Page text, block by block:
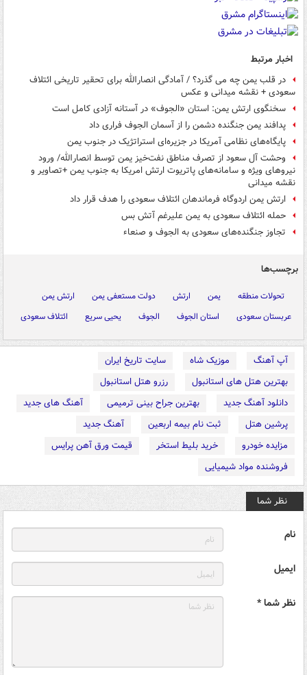
اخبار مرتبط
در قلب یمن چه می گذرد؟ / آمادگی انصارالله برای تحقیر تاریخی ائتلاف
سعودی + نقشه میدانی و عکس
سخنگوی ارتش یمن: استان «الجوف» در آستانه آزادی کامل است
پدافند یمن جنگنده دشمن را از آسمان الجوف فراری داد
پایگاه‌های نظامی آمریکا در جزیره‌ای استراتژیک در جنوب یمن
وحشت آل سعود از تصرف مناطق نفت‌خیز یمن توسط انصارالله/ ورود
نیروهای ویژه و سامانه‌های پاتریوت ارتش امریکا به جنوب یمن +تصاویر و
نقشه میدانی
ارتش یمن اردوگاه فرماندهان ائتلاف سعودی را هدف قرار داد
حمله ائتلاف سعودی به یمن علیرغم آتش بس
تجاوز جنگنده‌های سعودی به الجوف و صنعاء
برچسب‌ها
تحولات منطقه یمن ارتش دولت مستعفی یمن
ارتش یمن
عربستان سعودی
استان الجوف الجوف یحیی سریع ائتلاف سعودی
آپ آهنگ موزیک شاه
سایت تاریخ ایران
بهترین هتل های استانبول
رزرو هتل استانبول
دانلود آهنگ جدید
بهترین جراح بینی ترمیمی
آهنگ های جدید
پرشین هتل
ثبت نام بیمه اربعین
آهنگ جدید
مزایده خودرو
خرید بلیط استخر
قیمت ورق آهن پرایس
فروشنده مواد شیمیایی
نظر شما
نام
ایمیل
نظر شما *